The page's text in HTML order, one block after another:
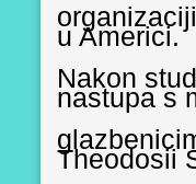
u Americi.
Nakon
nastupa s
Theodosii